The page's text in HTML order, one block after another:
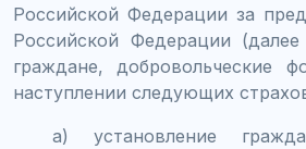
Российской Федерации за
Российской Федерации
граждане, добровольческие
наступлении следующих
а) установление